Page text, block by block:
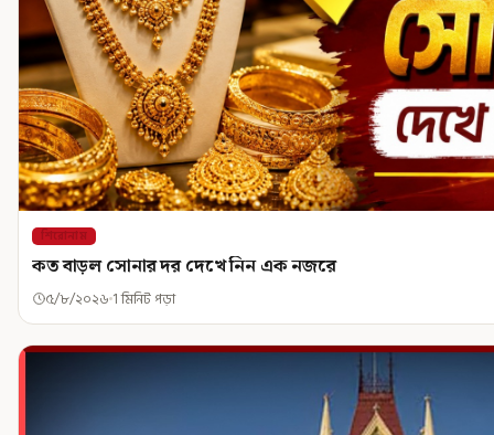
শিরোনাম
কত বাড়ল সোনার দর দেখে নিন এক নজরে
৫/৮/২০২৬ 1 মিনিট পড়া